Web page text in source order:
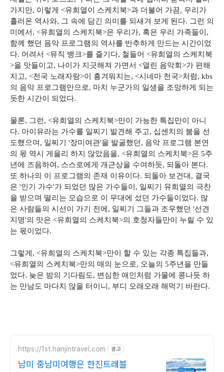
가지만, 이렇게 <유희열이 스케치북>과 더불어 가끔, 우리가
흘러온 역사와, 그 속에 담긴 의미를 되새겨 보게 된다. 그런 의
미에서, <유희열의 스케치북>은 우리가, 혹은 우리 가족들이,
함께 했던 음악 프로그램의 역사를 반추하게 만드는 시간이었
다. 어려서 <뮤직 뱅크>를 즐기다, 철들어 <유희열의 스케치북
>을 맛들이고, 나이가 지긋해져 가면서 <열린 음악회>가 편해
지고, <전국 노래자랑>이 흥겨워지는, <시네마 천국>처럼, kbs
의 음악 프로그램만으로, 마치 누군가의 일생을 조망하게 되는
듯한 시간이 되었다.
물론, 그런, <유희열의 스케치북>만이 가능한 특집만이 아니
다. 아이유라는 가수를 일찌기 발견해 주고, 십센치의 붐을 선
도했으며, 일찌기 '장미여관'을 발굴했던, 음악 프로그램 본연
의 몫 역시 게을리 하지 않았음을, <유희열의 스케치북>은 5주
년에 즈음하여, 스스로에게 개근상을 수여하듯, 되돌아 본다.
또 하나의 이 프로그램의 존재 이유이다. 되돌아 보건대, 결국
은 '인기 가수'가 되었던 많은 가수들이, 일찌기 유희열의 극찬
을 받으며 떨리는 모습으로 이 무대에 섰던 가수들이었다. 많
은 사람들의 시선이 가기 전에, 일찌기 그들과 조우했던 '선견
지명'의 맛은 <유희열의 스케치북>의 호청자들만이 누릴 수 있
는 몫이었다.
그렇게, <유희열의 스케치북>만이 할 수 있는 각종 특집들과,
<유희열의 스케치북>만의 매의 눈으로, 오늘의 5주년을 만들
었다. 늦은 밤의 기다림도, 변심한 애인처럼 가물에 콩나듯 하
는 만남도 마다치 않을 터이니, 부디 오래오래 해먹기 바란다.
https://1st.hanjintravel.com 광고
남미 중남미여행은 한진트래블